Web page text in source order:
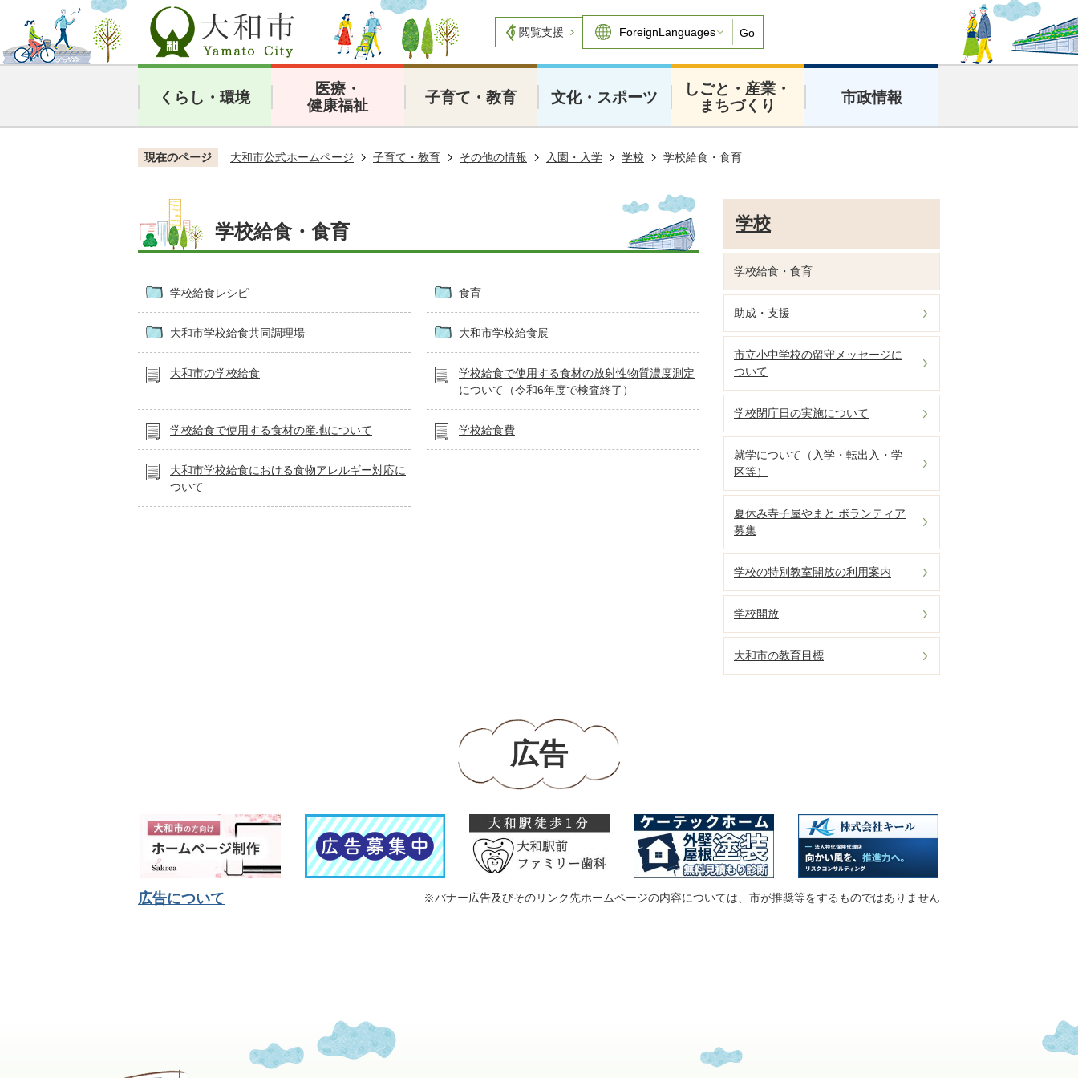
閲覧支援 Go
くらし・環境
医療・
健康福祉
子育て・教育 文化・スポーツ
しごと・産業・
まちづくり
市政情報
現在のページ 大和市公式ホームページ 子育て・教育 その他の情報 入園・入学 学校 学校給食・食育
学校給食・食育
学校給食レシピ 食育
大和市学校給食共同調理場 大和市学校給食展
大和市の学校給食
学校給食で使用する食材の放射性物質濃度測定
について（令和6年度で検査終了）
学校給食で使用する食材の産地について 学校給食費
大和市学校給食における食物アレルギー対応に
ついて
学校
学校給食・食育
助成・支援
市立小中学校の留守メッセージに
ついて
学校閉庁日の実施について
就学について（入学・転出入・学
区等）
夏休み寺子屋やまと ボランティア
募集
学校の特別教室開放の利用案内
学校開放
大和市の教育目標
広告
広告について ※バナー広告及びそのリンク先ホームページの内容については、市が推奨等をするものではありません